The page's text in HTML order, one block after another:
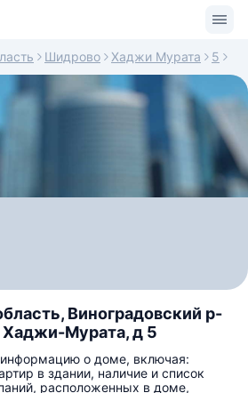
Шидрово Хаджи Мурата 5
Виноградовский р-
Хаджи-Мурата, д 5
о доме, включая:
в здании, наличие и список
расположенных в доме,